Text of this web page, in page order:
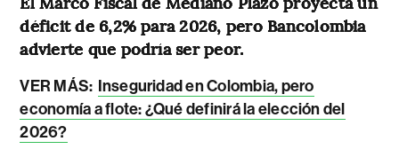
déficit de 6,2% para 2026, pero Bancolombia
advierte que podría ser peor.
VER MÁS: Inseguridad en Colombia, pero
economía a flote: ¿Qué definirá la elección del
2026?